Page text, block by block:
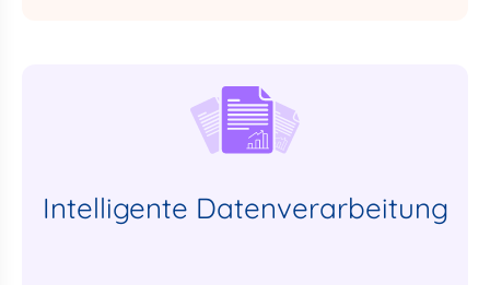
Intelligente Datenverarbeitung